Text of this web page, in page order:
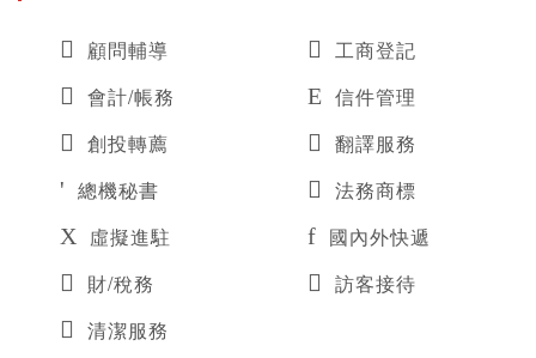
顧問輔導
工商登記
會計/帳務
信件管理
創投轉薦
翻譯服務
總機秘書
法務商標
虛擬進駐
國內外快遞
財/稅務
訪客接待
清潔服務